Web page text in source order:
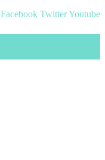
Facebook TwitterYoutube